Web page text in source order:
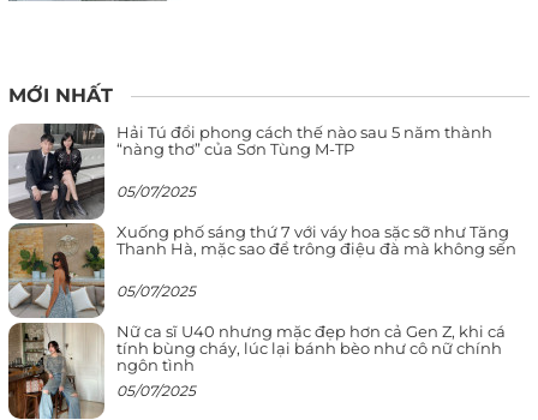
MỚI NHẤT
Hải Tú đổi phong cách thế nào sau 5 năm thành
“nàng thơ” của Sơn Tùng M-TP
05/07/2025
Xuống phố sáng thứ 7 với váy hoa sặc sỡ như Tăng
Thanh Hà, mặc sao để trông điệu đà mà không sến
05/07/2025
Nữ ca sĩ U40 nhưng mặc đẹp hơn cả Gen Z, khi cá
tính bùng cháy, lúc lại bánh bèo như cô nữ chính
ngôn tình
05/07/2025